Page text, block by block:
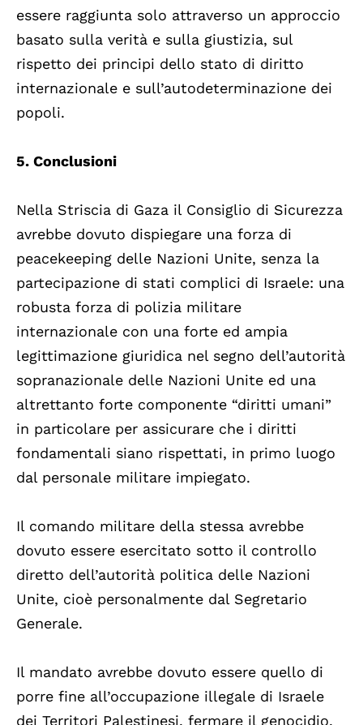
essere raggiunta solo attraverso un approccio
basato sulla verità e sulla giustizia, sul
rispetto dei principi dello stato di diritto
internazionale e sull’autodeterminazione dei
popoli.
5. Conclusioni
Nella Striscia di Gaza il Consiglio di Sicurezza
avrebbe dovuto dispiegare una forza di
peacekeeping delle Nazioni Unite, senza la
partecipazione di stati complici di Israele: una
robusta forza di polizia militare
internazionale con una forte ed ampia
legittimazione giuridica nel segno dell’autorità
sopranazionale delle Nazioni Unite ed una
altrettanto forte componente “diritti umani”
in particolare per assicurare che i diritti
fondamentali siano rispettati, in primo luogo
dal personale militare impiegato.
Il comando militare della stessa avrebbe
dovuto essere esercitato sotto il controllo
diretto dell’autorità politica delle Nazioni
Unite, cioè personalmente dal Segretario
Generale.
Il mandato avrebbe dovuto essere quello di
porre fine all’occupazione illegale di Israele
dei Territori Palestinesi, fermare il genocidio,